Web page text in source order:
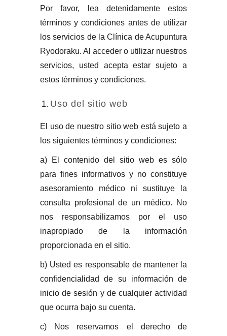
Por favor, lea detenidamente estos
términos y condiciones antes de utilizar
los servicios de la Clínica de Acupuntura
Ryodoraku. Al acceder o utilizar nuestros
servicios, usted acepta estar sujeto a
estos términos y condiciones.
Uso del sitio web
El uso de nuestro sitio web está sujeto a
los siguientes términos y condiciones:
a) El contenido del sitio web es sólo
para fines informativos y no constituye
asesoramiento médico ni sustituye la
consulta profesional de un médico. No
nos responsabilizamos por el uso
inapropiado de la información
proporcionada en el sitio.
b) Usted es responsable de mantener la
confidencialidad de su información de
inicio de sesión y de cualquier actividad
que ocurra bajo su cuenta.
c) Nos reservamos el derecho de